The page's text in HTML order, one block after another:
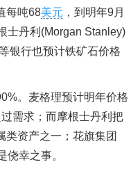
每吨68美元 ，到明年9月
士丹利(Morgan Stanley)
银行也预计铁矿石价格
。麦格理预计明年价格
需求；而摩根士丹利把
类资产之一；花旗集团
侥幸之事。